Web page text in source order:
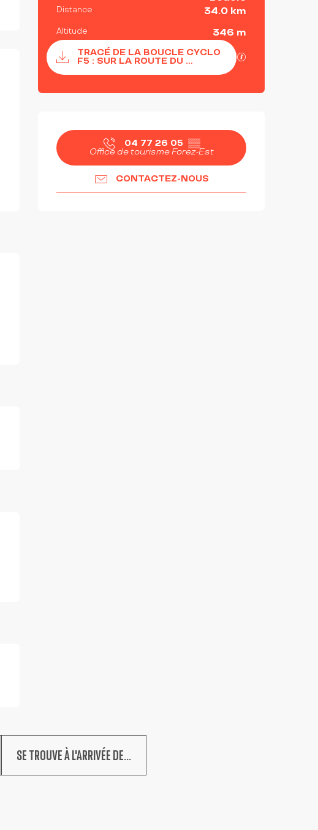
Distance 34.0 km
Altitude 346 m
Documentation
TRACÉ DE LA BOUCLE CYCLO
F5 : SUR LA ROUTE DU ...
OUVERTURE ET
04 77 26 05 ▒▒
Office de tourisme Forez-Est
CONTACTEZ-NOUS
SE TROUVE À L'ARRIVÉE DE...